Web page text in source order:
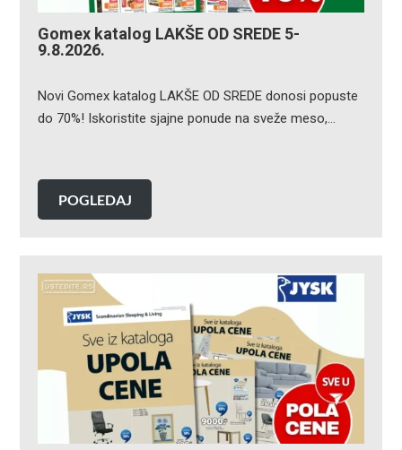
Gomex katalog LAKŠE OD SREDE 5-
9.8.2026.
Novi Gomex katalog LAKŠE OD SREDE donosi popuste
do 70%! Iskoristite sjajne ponude na sveže meso,…
POGLEDAJ